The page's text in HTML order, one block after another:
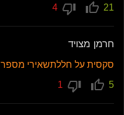
21
חרמן מצויד
סקסית על חללתשאירי מספר
5